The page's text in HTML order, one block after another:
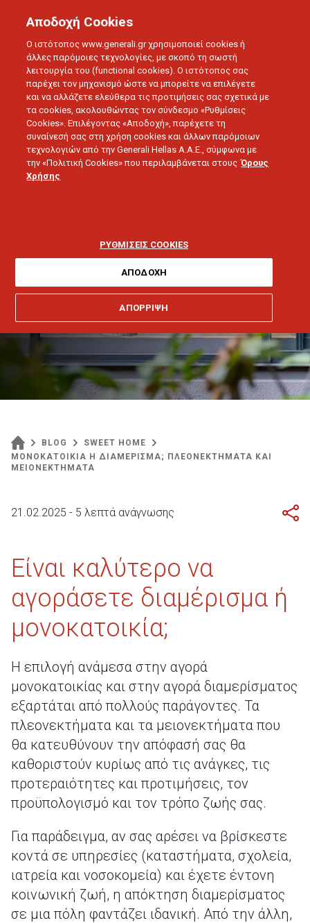
SWEET HOME
Μονοκατοικία ή
Πλεονεκτήματα και
μειονεκτήματα
BLOG
SWEET HOME
ΜΟΝΟΚΑΤΟΙΚΙΑ Η ΔΙΑΜΕΡΙΣΜΑ; ΠΛΕΟΝΕΚΤΗΜΑΤΑ ΚΑΙ
ΜΕΙΟΝΕΚΤΗΜΑΤΑ
21.02.2025 - 5 λεπτά ανάγνωσης
Είναι καλύτερο να
αγοράσετε διαμέρισμα ή
μονοκατοικία;
Η επιλογή ανάμεσα στην αγορά
μονοκατοικίας και στην αγορά διαμερίσματος
εξαρτάται από πολλούς παράγοντες. Τα
πλεονεκτήματα και τα μειονεκτήματα που
θα κατευθύνουν την απόφασή σας θα
καθοριστούν κυρίως από τις ανάγκες, τις
προτεραιότητες και προτιμήσεις, τον
προϋπολογισμό και τον τρόπο ζωής σας.
Για παράδειγμα, αν σας αρέσει να βρίσκεστε
κοντά σε υπηρεσίες (καταστήματα, σχολεία,
ιατρεία και νοσοκομεία) και έχετε έντονη
κοινωνική ζωή, η απόκτηση διαμερίσματος
σε μια πόλη φαντάζει ιδανική. Από την άλλη,
Αποδοχή Cookies
Ο ιστότοπος www.generali.gr χρησιμοποιεί cookies ή
άλλες παρόμοιες τεχνολογίες, με σκοπό τη σωστή
λειτουργία του (functional cookies). Ο ιστότοπος σας
παρέχει τον μηχανισμό ώστε να μπορείτε να επιλέγετε
και να αλλάζετε ελεύθερα τις προτιμήσεις σας σχετικά με
τα cookies, ακολουθώντας τον σύνδεσμο «Ρυθμίσεις
Cookies». Επιλέγοντας «Αποδοχή», παρέχετε τη
συναίνεσή σας στη χρήση cookies και άλλων παρόμοιων
τεχνολογιών από την Generali Hellas A.A.E., σύμφωνα με
την «Πολιτική Cookies» που περιλαμβάνεται στους Όρους
Χρήσης
ΡΥΘΜΙΣΕΙΣ COOKIES
ΑΠΟΡΡΙΨΗ
ΑΠΟΔΟΧΗ